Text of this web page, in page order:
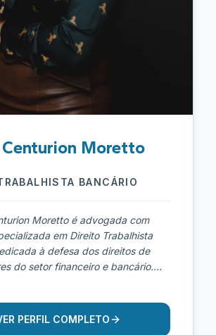
constante e
com soluções jurídicas
para seus clientes.
Moretto
BANCÁRIO
Moretto é advogada com
em Direito Trabalhista
à defesa dos direitos de
do setor financeiro e bancário.
envolvendo instituições
com atuação estratégica,
PERFIL COMPLETO